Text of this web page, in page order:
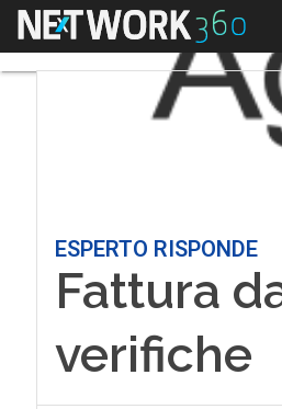
Menu
ESPERTO RISPONDE
Fattura
verifiche